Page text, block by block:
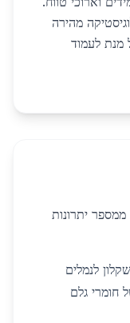
מהירה
מנת לעמוד
יתרונות
לנמלים
חומרי גלם